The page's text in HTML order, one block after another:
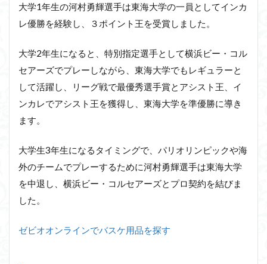
大学1年生の河村勇輝選手は東海大学の一員としてインカ
レ優勝を経験し、３ポイント王を受賞しました。
大学2年生になると、特別指定選手として横浜ビー・コル
セアーズでプレーしながら、東海大学でもレギュラーと
して活躍し、リーグ戦で最優秀選手賞とアシスト王、イ
ンカレでアシスト王を獲得し、東海大学を準優勝に導き
ます。
大学生3年生になるタイミングで、パリオリンピックや海
外のチームでプレーするために河村勇輝選手は東海大学
を中退し、横浜ビー・コルセアーズとプロ契約を結びま
した。
ゼビオオンラインでバスケ用品を探す